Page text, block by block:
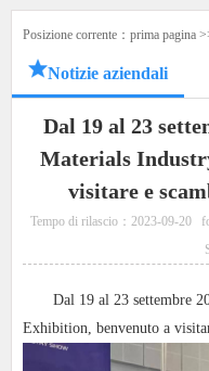
Posizione corrente： prima pagina
Notizie aziendali
Dal 19 al 23
Materials
visitare e
Tempo di rilascio：2023-09-20
Dal 19 al 23 settembre
Exhibition, benvenuto a